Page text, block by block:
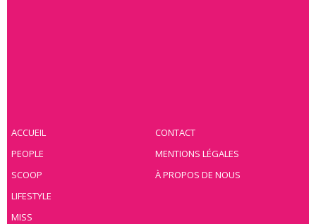
ACCUEIL
PEOPLE
SCOOP
LIFESTYLE
MISS
CONTACT
MENTIONS LÉGALES
À PROPOS DE NOUS